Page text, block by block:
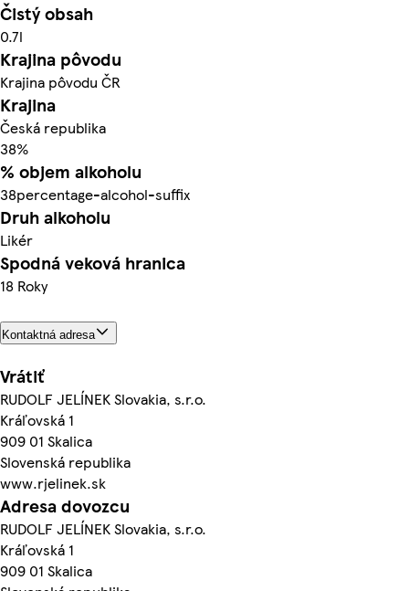
Čistý obsah
0.7l
Krajina pôvodu
Krajina pôvodu ČR
Krajina
Česká republika
38%
% objem alkoholu
38percentage-alcohol-suffix
Druh alkoholu
Likér
Spodná veková hranica
18 Roky
Kontaktná adresa
Vrátiť
RUDOLF JELÍNEK Slovakia, s.r.o.
Kráľovská 1
909 01 Skalica
Slovenská republika
www.rjelinek.sk
Adresa dovozcu
RUDOLF JELÍNEK Slovakia, s.r.o.
Kráľovská 1
909 01 Skalica